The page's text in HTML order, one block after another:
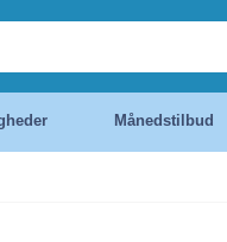
Månedstilbud